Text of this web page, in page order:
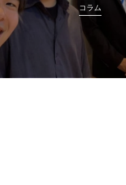
コラム